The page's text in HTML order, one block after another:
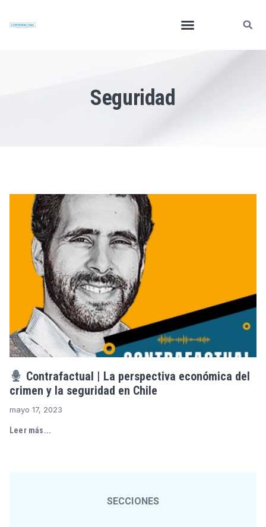
Seguridad
Contrafactual | La perspectiva económica del
crimen y la seguridad en Chile
mayo 17, 2023
Leer más...
SECCIONES